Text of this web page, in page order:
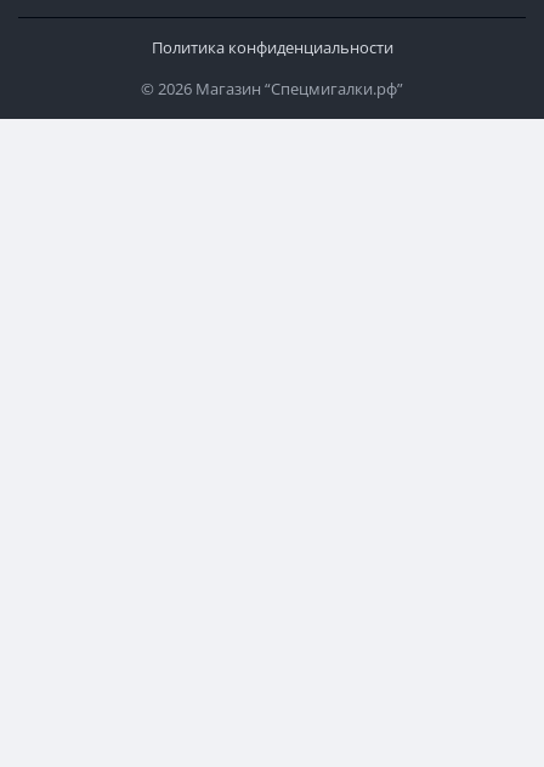
Политика конфиденциальности
© 2026 Магазин “Спецмигалки.рф”